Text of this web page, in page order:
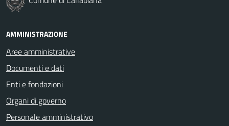
AMMINISTRAZIONE
Aree amministrative
Documenti e dati
Enti e fondazioni
Organi di governo
Personale amministrativo